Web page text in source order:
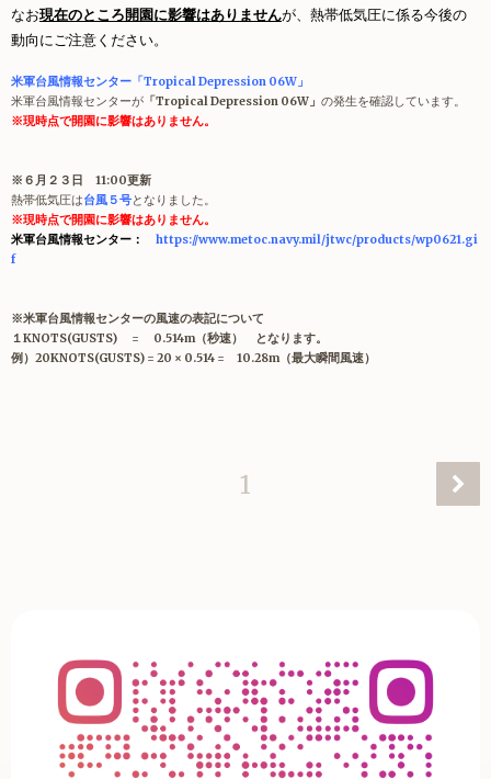
なお現在のところ開園に影響はありませんが、熱帯低気圧に係る今後の
動向にご注意ください。
米軍台風情報センター「Tropical Depression 06W 」
米軍台風情報センターが 「Tropical Depression 06W」 の発生を確認しています。
※現時点で開園に影響はありません。
※６月２３日 11:00更新
熱帯低気圧は台風５号となりました。
※現時点で開園に影響はありません。
米軍台風情報センター： https://www.metoc.navy.mil/jtwc/products/wp0621.gi
f
※米軍台風情報センターの風速の表記について
１KNOTS(GUSTS) = 0.514m（秒速） となります。
例） 20KNOTS(GUSTS) = 20 × 0.514 = 10.28m（最大瞬間風速）
1